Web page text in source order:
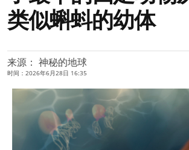
类似蝌蚪的幼体
来源： 神秘的地球
时间：2026年6月28日 16:35